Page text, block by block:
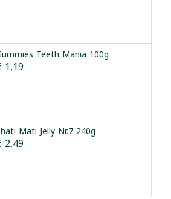
Teeth Mania 100g
1,19
Mati Jelly Nr.7 240g
2,49